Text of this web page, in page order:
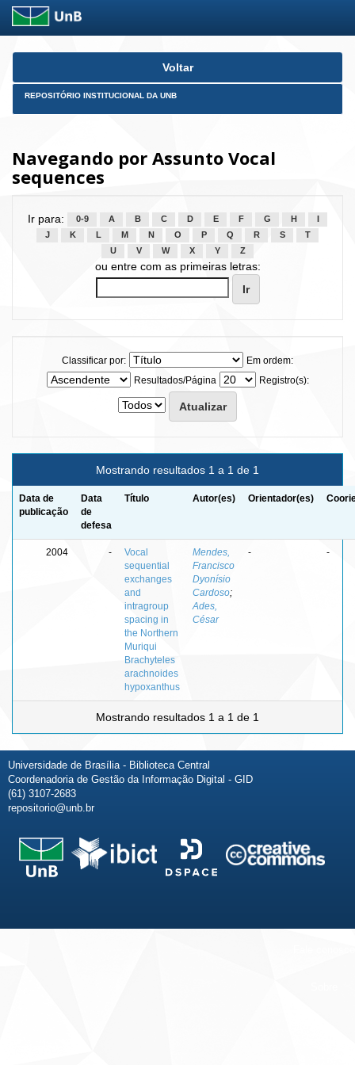
Skip
Voltar
REPOSITÓRIO INSTITUCIONAL DA UNB
Navegando por Assunto Vocal
sequences
Ir para: 0-9 A B C D E F G H
J
K L M N O P Q R S
T
U
V W X Y Z
ou entre com as primeiras letras:
Classificar por:
Em ordem:
Resultados/Página
Registro(s):
Mostrando resultados 1 a 1 de 1
Data de
publicação
Data
de
defesa
Título Autor(es) Orientador(es)
2004 -
Vocal
sequential
exchanges
and
intragroup
spacing in
the Northern
Muriqui
Brachyteles
arachnoides
hypoxanthus
Mendes,
Francisco
Dyonísio
Cardoso;
Ades,
César
- -
Mostrando resultados 1 a 1 de 1
Universidade de Brasília - Biblioteca Central
Coordenadoria de Gestão da Informação Digital - GID
(61) 3107-2683
repositorio@unb.br